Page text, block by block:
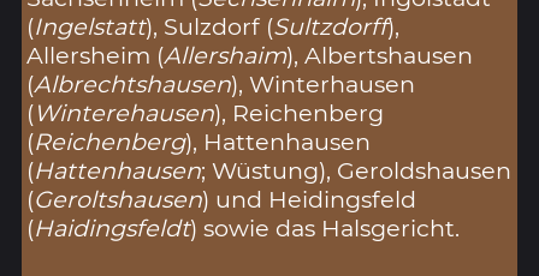
(Ingelstatt), Sulzdorf (Sultzdorff),
Allersheim (Allershaim), Albertshausen
(Albrechtshausen), Winterhausen
(Winterehausen), Reichenberg
(Reichenberg), Hattenhausen
(Hattenhausen; Wüstung), Geroldshausen
(Geroltshausen) und Heidingsfeld
(Haidingsfeldt) sowie das Halsgericht.